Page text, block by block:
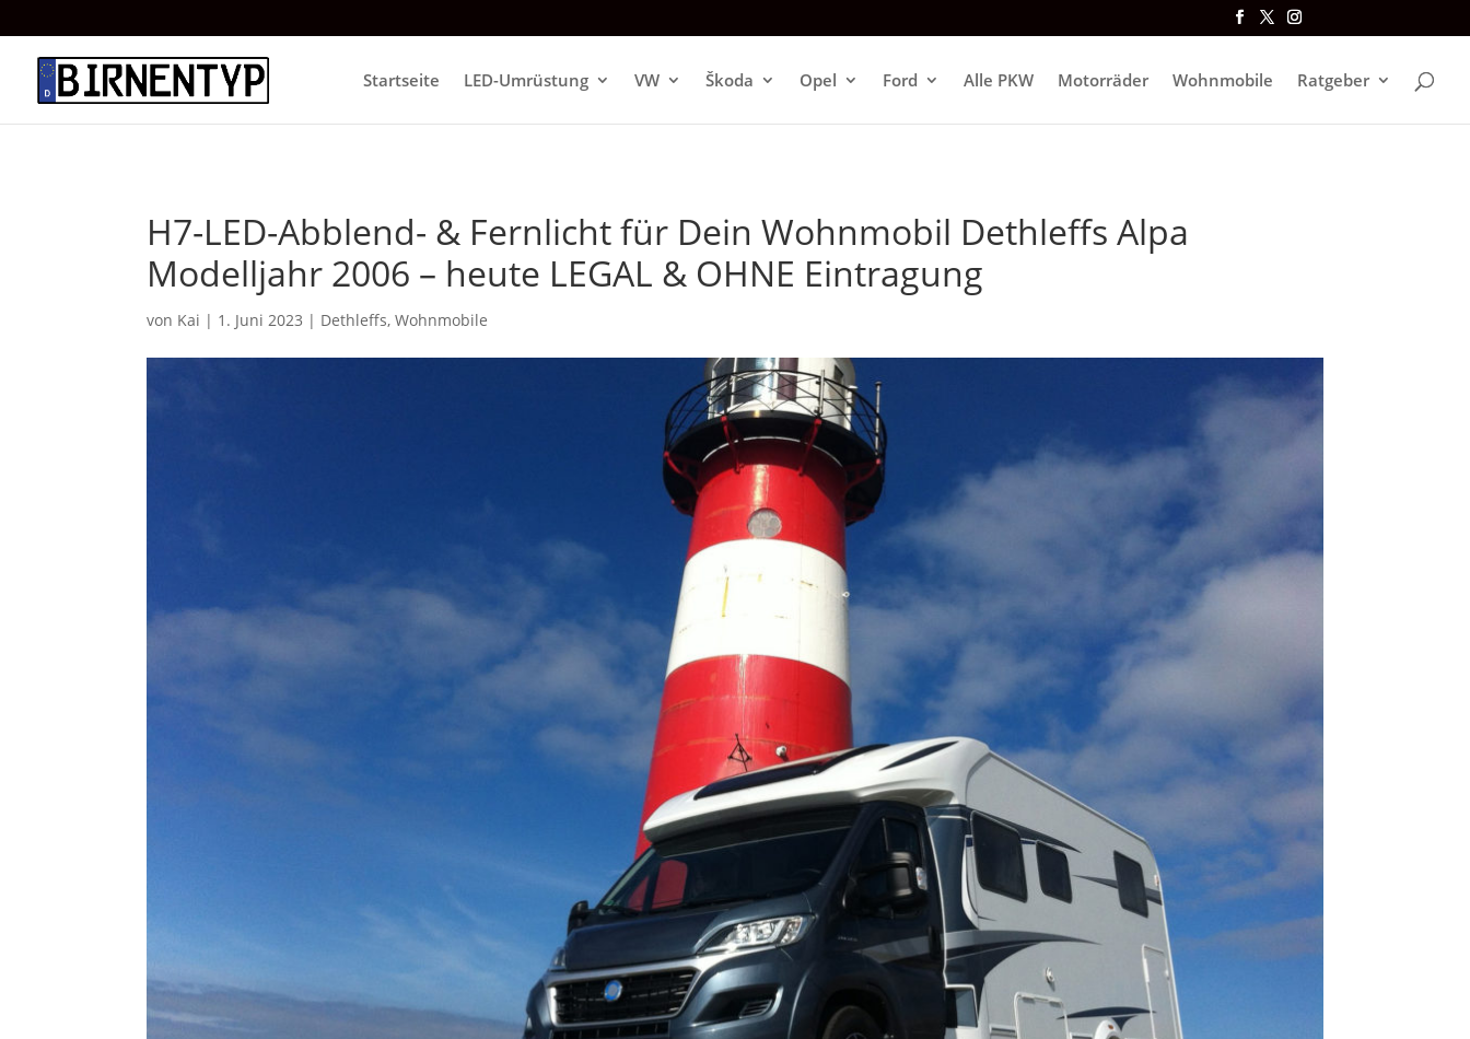
Startseite LED-Umrüstung VW Škoda Opel Ford Alle PKW Motorräder Wohnmobile Ratgeber
H7-LED-Abblend- & Fernlicht für Dein Wohnmobil Dethleffs Alpa
Modelljahr 2006 – heute LEGAL & OHNE Eintragung
von Kai | 1. Juni 2023 | Dethleffs,Wohnmobile